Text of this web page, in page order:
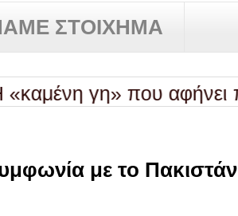
ΣΤΟΙΧΗΜΑ
γη» που αφήνει πίσω
με το